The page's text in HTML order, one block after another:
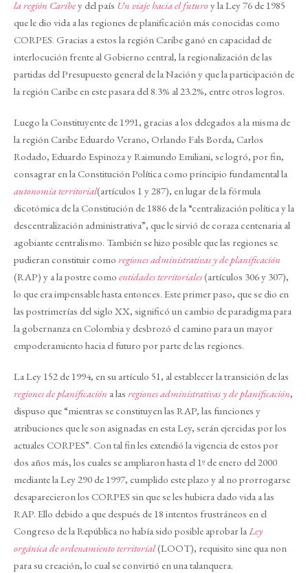
la región Caribey del país Un viaje hacia el futuroy la Ley 76 de 1985
que le dio vida a las regiones de planificación más conocidas como
CORPES. Gracias a estos la región Caribe ganó en capacidad de
interlocución frente al Gobierno central, la regionalización de las
partidas del Presupuesto general de la Nación y que la participación de
la región Caribe en este pasara del 8.3% al 23.2%, entre otros logros.
Luego la Constituyente de 1991, gracias a los delegados a la misma de
la región Caribe Eduardo Verano, Orlando Fals Borda, Carlos
Rodado, Eduardo Espinoza y Raimundo Emiliani, se logró, por fin,
consagrar en la Constitución Política como principio fundamental la
autonomía territorial(artículos 1 y 287), en lugar de la fórmula
dicotómica de la Constitución de 1886 de la “centralización política y la
descentralización administrativa”, que le sirvió de coraza centenaria al
agobiante centralismo. También se hizo posible que las regiones se
pudieran constituir como regiones administrativas y de planificación
(RAP) y a la postre como entidades territoriales(artículos 306 y 307),
lo que era impensable hasta entonces. Este primer paso, que se dio en
las postrimerías del siglo XX, significó un cambio de paradigma para
la gobernanza en Colombia y desbrozó el camino para un mayor
empoderamiento hacia el futuro por parte de las regiones.
La Ley 152 de 1994, en su artículo 51, al establecer la transición de las
regiones de planificación a las regiones administrativas y de planificación,
dispuso que “mientras se constituyen las RAP, las funciones y
atribuciones que le son asignadas en esta Ley, serán ejercidas por los
actuales CORPES”. Con tal fin les extendió la vigencia de estos por
dos años más, los cuales se ampliaron hasta el 1º de enero del 2000
mediante la Ley 290 de 1997, cumplido este plazo y al no prorrogarse
desaparecieron los CORPES sin que se les hubiera dado vida a las
RAP. Ello debido a que después de 18 intentos frustráneos en el
Congreso de la República no había sido posible aprobar la Ley
orgánica de ordenamiento territorial(LOOT), requisito sine qua non
para su creación, lo cual se convirtió en una talanquera.